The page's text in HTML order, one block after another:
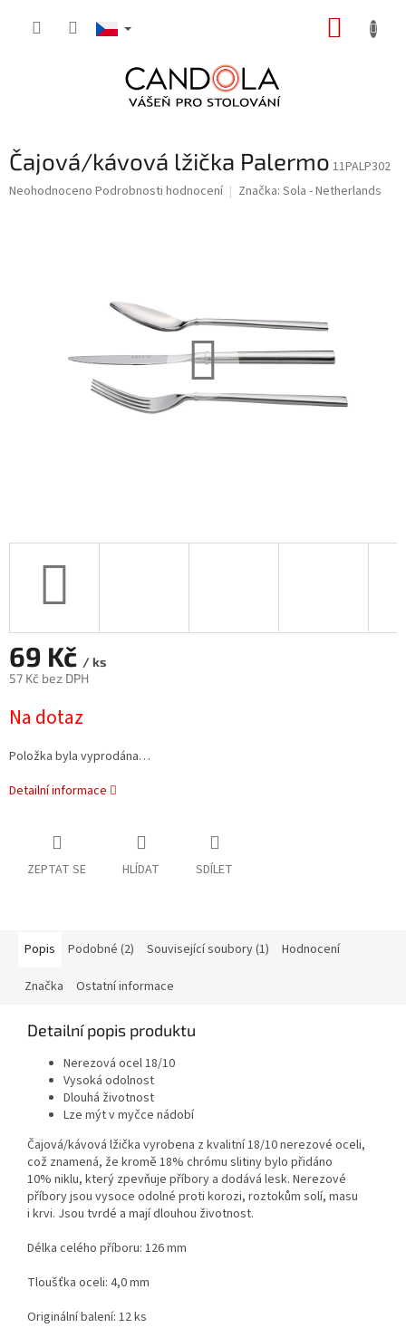
Čajová/kávová lžička Palermo 11PALP302
Průměrné
Neohodnoceno Podrobnosti hodnocení Značka: Sola - Netherlands
69 Kč / ks
57 Kč bez DPH
cena:
Na dotaz
Položka byla vyprodána…
Detailní informace
ZEPTAT SE HLÍDAT SDÍLET
Popis Podobné (2) Související soubory (1) Hodnocení
Značka Ostatní informace
Detailní popis produktu
Nerezová ocel 18/10
Vysoká odolnost
Dlouhá životnost
Lze mýt v myčce nádobí
Čajová/kávová lžička vyrobena z kvalitní 18/10 nerezové oceli,
což znamená, že kromě 18% chrómu slitiny bylo přidáno
10% niklu, který zpevňuje příbory a dodává lesk. Nerezové
příbory jsou vysoce odolné proti korozi, roztokům solí, masu
i krvi. Jsou tvrdé a mají dlouhou životnost.
Délka celého příboru: 126 mm
Tloušťka oceli: 4,0 mm
Originální balení: 12 ks